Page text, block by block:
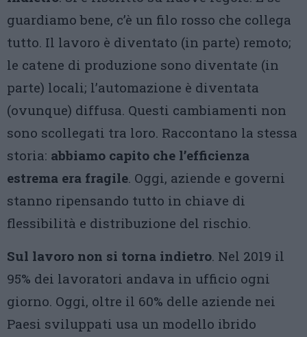
guardiamo bene, c’è un filo rosso che collega
tutto. Il lavoro è diventato (in parte) remoto;
le catene di produzione sono diventate (in
parte) locali; l’automazione è diventata
(ovunque) diffusa. Questi cambiamenti non
sono scollegati tra loro. Raccontano la stessa
storia: abbiamo capito che l’efficienza
estrema era fragile. Oggi, aziende e governi
stanno ripensando tutto in chiave di
flessibilità e distribuzione del rischio.
Sul lavoro non si torna indietro. Nel 2019 il
95% dei lavoratori andava in ufficio ogni
giorno. Oggi, oltre il 60% delle aziende nei
Paesi sviluppati usa un modello ibrido